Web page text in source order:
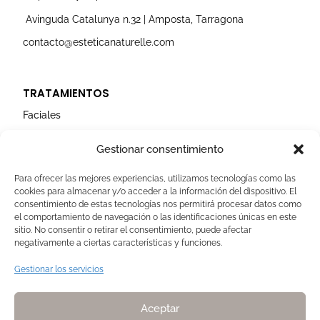
Gestionar consentimiento
Para ofrecer las mejores experiencias, utilizamos tecnologías como las
cookies para almacenar y/o acceder a la información del dispositivo. El
consentimiento de estas tecnologías nos permitirá procesar datos como
el comportamiento de navegación o las identificaciones únicas en este
sitio. No consentir o retirar el consentimiento, puede afectar
negativamente a ciertas características y funciones.
Gestionar los servicios
Aceptar
Avinguda Catalunya n.32 | Amposta, Tarragona
contacto@esteticanaturelle.com
TRATAMIENTOS
Faciales
AVISOS LEGALES
Aviso Legal
Politica de Cookies
Política de privacidad